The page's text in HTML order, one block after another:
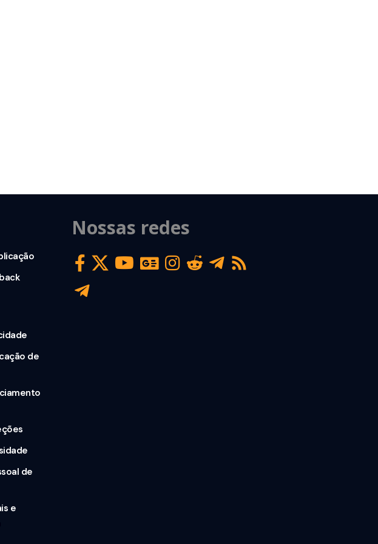
de
de
e
Nossas redes